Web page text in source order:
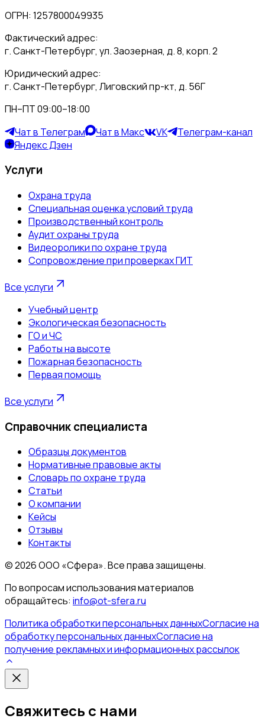
ОГРН: 1257800049935
Фактический адрес:
г. Санкт-Петербург, ул. Заозерная, д. 8, корп. 2
Юридический адрес:
г. Санкт-Петербург, Лиговский пр-кт, д. 56Г
ПН–ПТ 09:00–18:00
Чат в Телеграм
Чат в Макс VK
Телеграм-канал
Яндекс Дзен
Услуги
Охрана труда
Специальная оценка условий труда
Производственный контроль
Аудит охраны труда
Видеоролики по охране труда
Сопровождение при проверках ГИТ
Все услуги
Учебный центр
Экологическая безопасность
ГО и ЧС
Работы на высоте
Пожарная безопасность
Первая помощь
Все услуги
Справочник специалиста
Образцы документов
Нормативные правовые акты
Словарь по охране труда
Статьи
О компании
Кейсы
Отзывы
Контакты
©2026ООО «Сфера». Все права защищены.
По вопросам использования материалов
обращайтесь: info@ot-sfera.ru
Политика обработки персональных данныхСогласие на
обработку персональных данныхСогласие на
получение рекламных и информационных рассылок
Свяжитесь с нами